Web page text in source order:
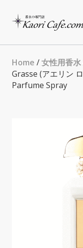
Home /女性用香水
Grasse (アエリン
Parfume Spray